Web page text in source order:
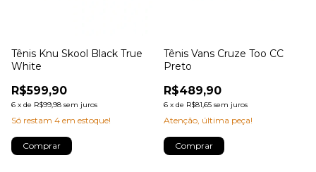
Tênis Knu Skool Black True
White
R$599,90
6 x de R$99,98 sem juros
Só restam 4 em estoque!
Comprar
Tênis Vans Cruze Too CC
Preto
R$489,90
6 x de R$81,65 sem juros
Atenção, última peça!
Comprar